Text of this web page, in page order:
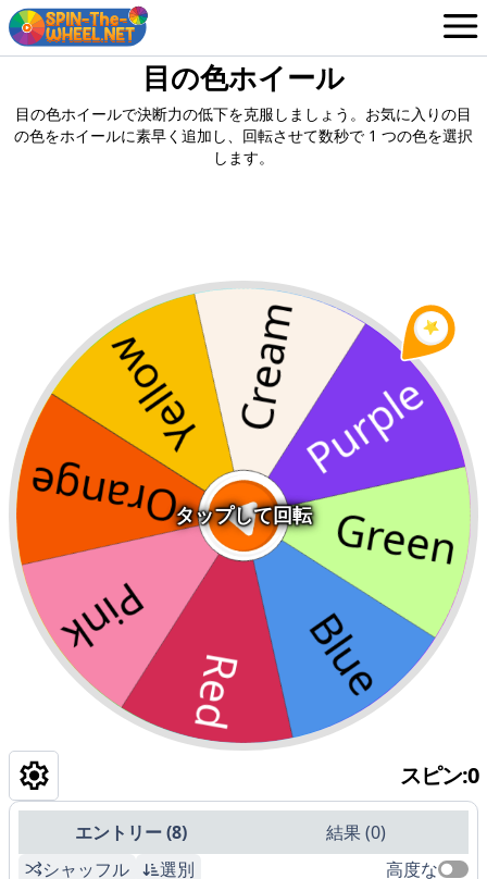
ログイン / サインアップ
目の色ホイール
目の色ホイールで決断力の低下を克服しましょう。お気に入りの目
の色をホイールに素早く追加し、回転させて数秒で 1 つの色を選択
します。
タップして回転
0
:
スピン
エントリー(8) 結果(0)
シャッフル
選別
高度な